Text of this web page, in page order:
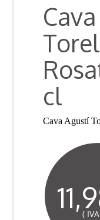
cl
Cava Agustí
(